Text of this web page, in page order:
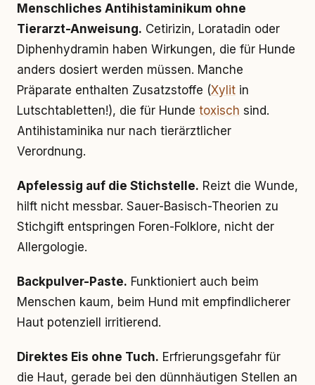
Menschliches Antihistaminikum ohne
Tierarzt-Anweisung. Cetirizin, Loratadin oder
Diphenhydramin haben Wirkungen, die für Hunde
anders dosiert werden müssen. Manche
Präparate enthalten Zusatzstoffe (Xylit in
Lutschtabletten!), die für Hunde toxisch sind.
Antihistaminika nur nach tierärztlicher
Verordnung.
Apfelessig auf die Stichstelle. Reizt die Wunde,
hilft nicht messbar. Sauer-Basisch-Theorien zu
Stichgift entspringen Foren-Folklore, nicht der
Allergologie.
Backpulver-Paste. Funktioniert auch beim
Menschen kaum, beim Hund mit empfindlicherer
Haut potenziell irritierend.
Direktes Eis ohne Tuch. Erfrierungsgefahr für
die Haut, gerade bei den dünnhäutigen Stellen an